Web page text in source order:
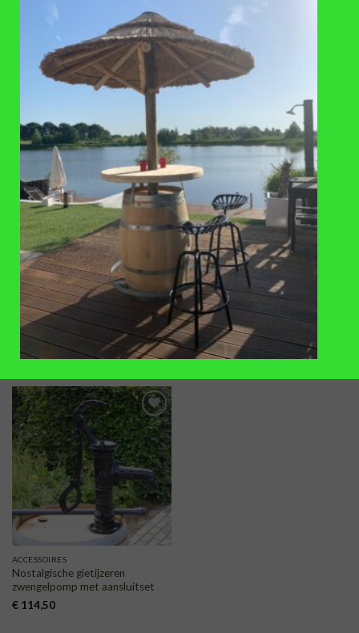
afhaal: direct leverbaar, verzending: 1-3
werkdagen
VAAK SAMEN GEKOCHT
TOEVOEGEN
AAN
VERLANGLIJST
ACCESSOIRES
Handpomp groen met
aansluitset
TOEVOEGEN
AAN
VERLANGLIJST
ACCESSOIRES
Handpomp met aansluitset, klein
€ 79,50
TOEVOEGEN
AAN
VERLANGLIJST
ACCESSOIRES
Nostalgische gietijzeren
zwengelpomp met aansluitset
€114,50